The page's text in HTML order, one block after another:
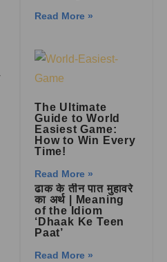
Read More »
The Ultimate
Guide to World
Easiest Game:
How to Win Every
Time!
Read More »
ढाक के तीन पात मुहावरे
का अर्थ | Meaning
of the Idiom
‘Dhaak Ke Teen
Paat’
Read More »